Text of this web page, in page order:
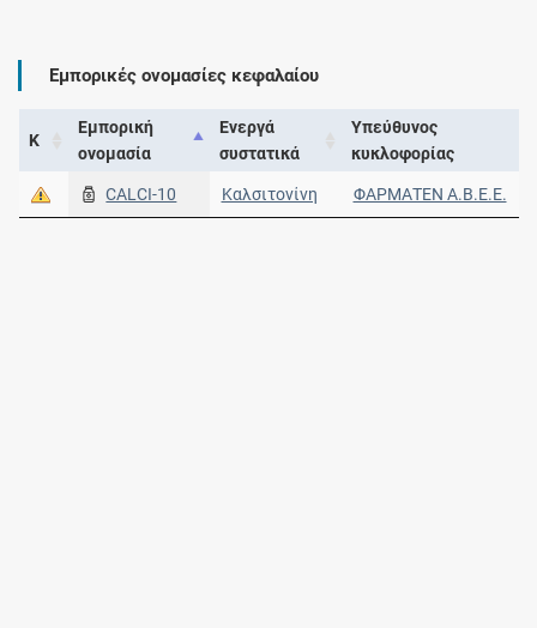
Εμπορικές ονομασίες κεφαλαίου
Κ
Εμπορική
ονομασία
Ενεργά
συστατικά
Υπεύθυνος
κυκλοφορίας
CALCI-10 Καλσιτονίνη ΦΑΡΜΑΤΕΝ Α.Β.Ε.Ε.